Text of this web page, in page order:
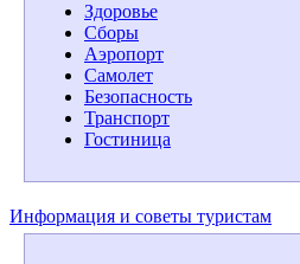
Здоровье
Сборы
Аэропорт
Самолет
Безопасность
Транспорт
Гостиница
Информация и советы туристам